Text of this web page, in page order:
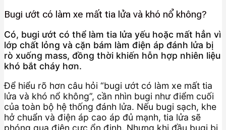
Bugi ướt có làm xe mất tia lửa và khó nổ không?
Có, bugi ướt có thể làm tia lửa yếu hoặc mất hẳn vì
lớp chất lỏng và cặn bám làm điện áp đánh lửa bị
rò xuống mass, đồng thời khiến hỗn hợp nhiên liệu
khó bắt cháy hơn.
Để hiểu rõ hơn câu hỏi “bugi ướt có làm xe mất tia
lửa và khó nổ không”, cần nhìn bugi như điểm cuối
của toàn bộ hệ thống đánh lửa. Nếu bugi sạch, khe
hở chuẩn và điện áp cao áp đủ mạnh, tia lửa sẽ
phóng qua điện cực ổn định. Nhưng khi đầu bugi bị